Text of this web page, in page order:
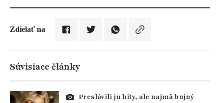
Zdielať na
Súvisiace články